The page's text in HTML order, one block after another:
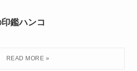
鑑ハンコ